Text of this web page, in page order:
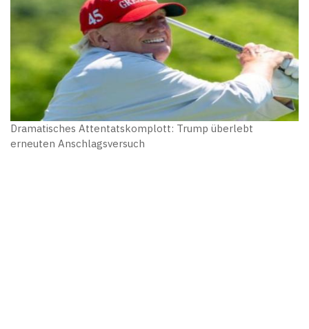
Dramatisches Attentatskomplott: Trump überlebt
erneuten Anschlagsversuch